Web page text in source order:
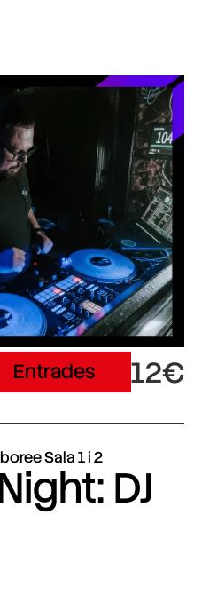
Entrades 12€
Sala 1 i 2
DJ